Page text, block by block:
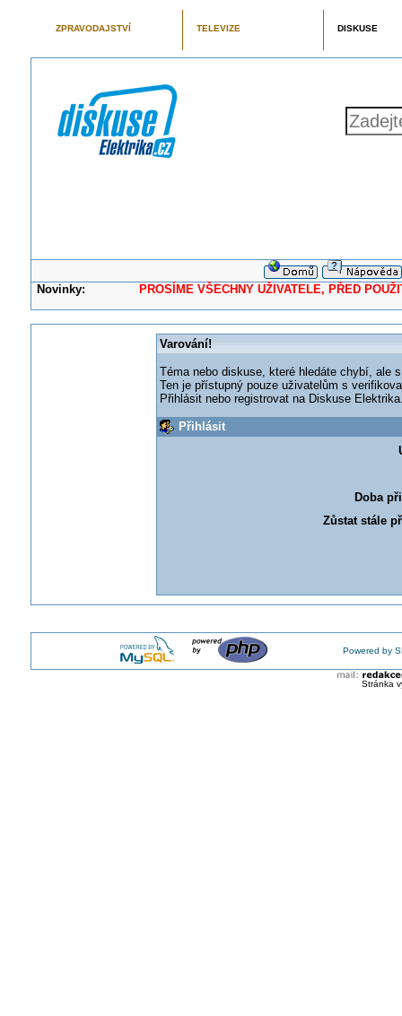
ZPRAVODAJSTVÍ TELEVIZE DISKUSE
Novinky: PROSÍME VŠECHNY UŽIVATELE, PŘED
Varování!
Téma nebo diskuse, které hledáte chybí, ale
Ten je přístupný pouze uživatelům s
Přihlásit nebo registrovat na Diskuse
Přihlásit
Doba
Zůstat stále
Powered by
Stránka